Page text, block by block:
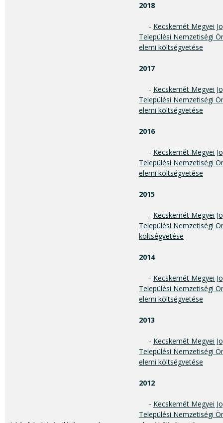
2018
- Kecskemét Megyei
Települési Nemzetiségi
elemi költségvetése
2017
- Kecskemét Megyei
Települési Nemzetiségi
elemi költségvetése
2016
- Kecskemét Megyei
Települési Nemzetiségi
elemi költségvetése
2015
- Kecskemét Megyei
Települési Nemzetiségi
költségvetése
2014
- Kecskemét Megyei
Települési Nemzetiségi
elemi költségvetése
2013
- Kecskemét Megyei
Települési Nemzetiségi
elemi költségvetése
2012
- Kecskemét Megyei
Települési Nemzetiségi